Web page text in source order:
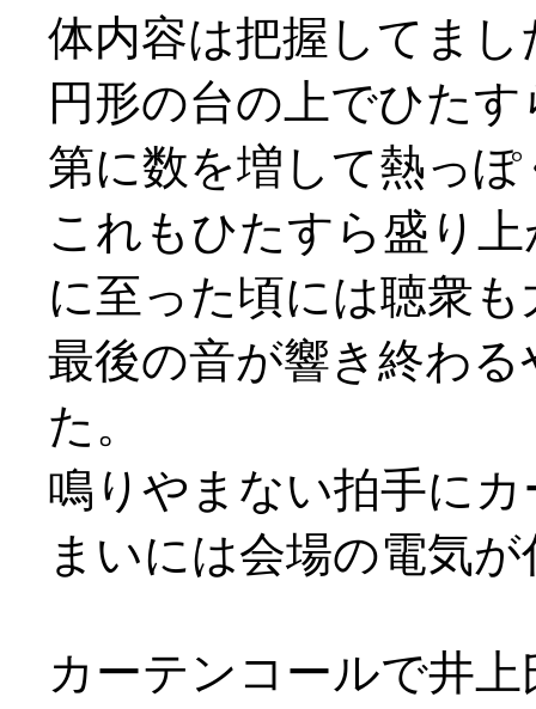
体内容は把握してまし
円形の台の上でひた
第に数を増して熱っ
これもひたすら盛り
に至った頃には聴衆も
最後の音が響き終わ
た。
鳴りやまない拍手に
まいには会場の電気
カーテンコールで井